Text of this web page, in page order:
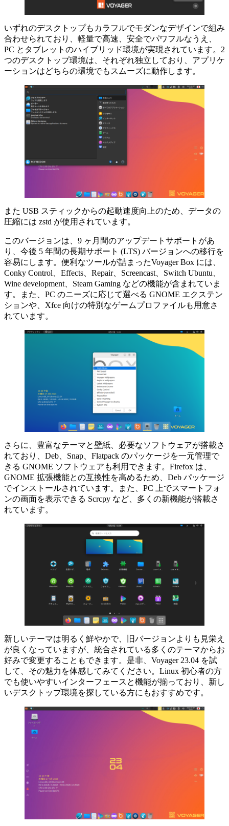
いずれのデスクトップもカラフルでモダンなデザインで組み
合わせられており、軽量で高速、安全でパワフルなうえ、
PC とタブレットのハイブリッド環境が実現されています。2
つのデスクトップ環境は、それぞれ独立しており、アプリケ
ーションはどちらの環境でもスムーズに動作します。
また USB スティックからの起動速度向上のため、データの
圧縮には zstd が使用されています。
このバージョンは、9 ヶ月間のアップデートサポートがあ
り、今後 5 年間の長期サポート (LTS) バージョンへの移行を
容易にします。便利なツールが詰まったVoyager Box には、
Conky Control、Effects、Repair、Screencast、Switch Ubuntu、
Wine development、Steam Gaming などの機能が含まれていま
す。また、PC のニーズに応じて選べる GNOME エクステン
ションや、Xfce 向けの特別なゲームプロファイルも用意さ
れています。
さらに、豊富なテーマと壁紙、必要なソフトウェアが搭載さ
れており、Deb、Snap、Flatpack のパッケージを一元管理で
きる GNOME ソフトウェアも利用できます。Firefox は、
GNOME 拡張機能との互換性を高めるため、Deb パッケージ
でインストールされています。また、PC 上でスマートフォ
ンの画面を表示できる Scrcpy など、多くの新機能が搭載さ
れています。
新しいテーマは明るく鮮やかで、旧バージョンよりも見栄え
が良くなっていますが、統合されている多くのテーマからお
好みで変更することもできます。是非、Voyager 23.04 を試
して、その魅力を体感してみてください。Linux 初心者の方
でも使いやすいインターフェースと機能が揃っており、新し
いデスクトップ環境を探している方にもおすすめです。